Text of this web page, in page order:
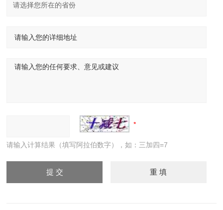
请输入计算结果（填写阿拉伯数字），如：三加四=7